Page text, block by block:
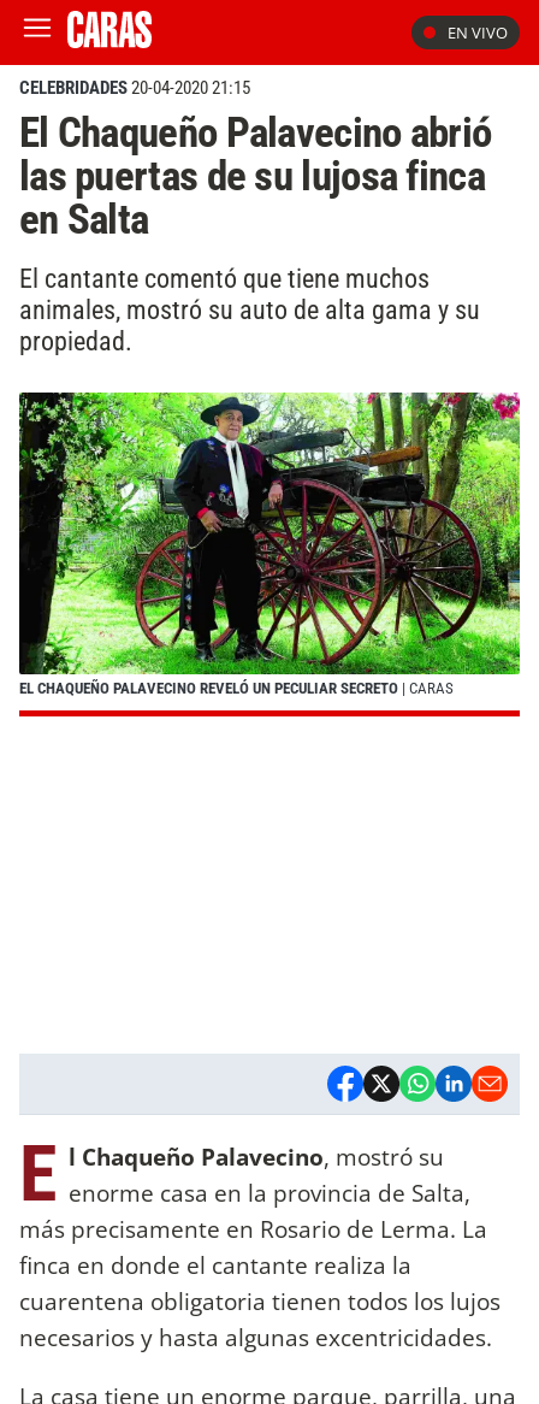
EN VIVO
CELEBRIDADES20-04-2020 21:15
El Chaqueño Palavecino abrió
las puertas de su lujosa finca
en Salta
El cantante comentó que tiene muchos
animales, mostró su auto de alta gama y su
propiedad.
EL CHAQUEÑO PALAVECINO REVELÓ UN PECULIAR SECRETO | CARAS
E l Chaqueño Palavecino, mostró su
enorme casa en la provincia de Salta,
más precisamente en Rosario de Lerma. La
finca en donde el cantante realiza la
cuarentena obligatoria tienen todos los lujos
necesarios y hasta algunas excentricidades.
La casa tiene un enorme parque, parrilla, una